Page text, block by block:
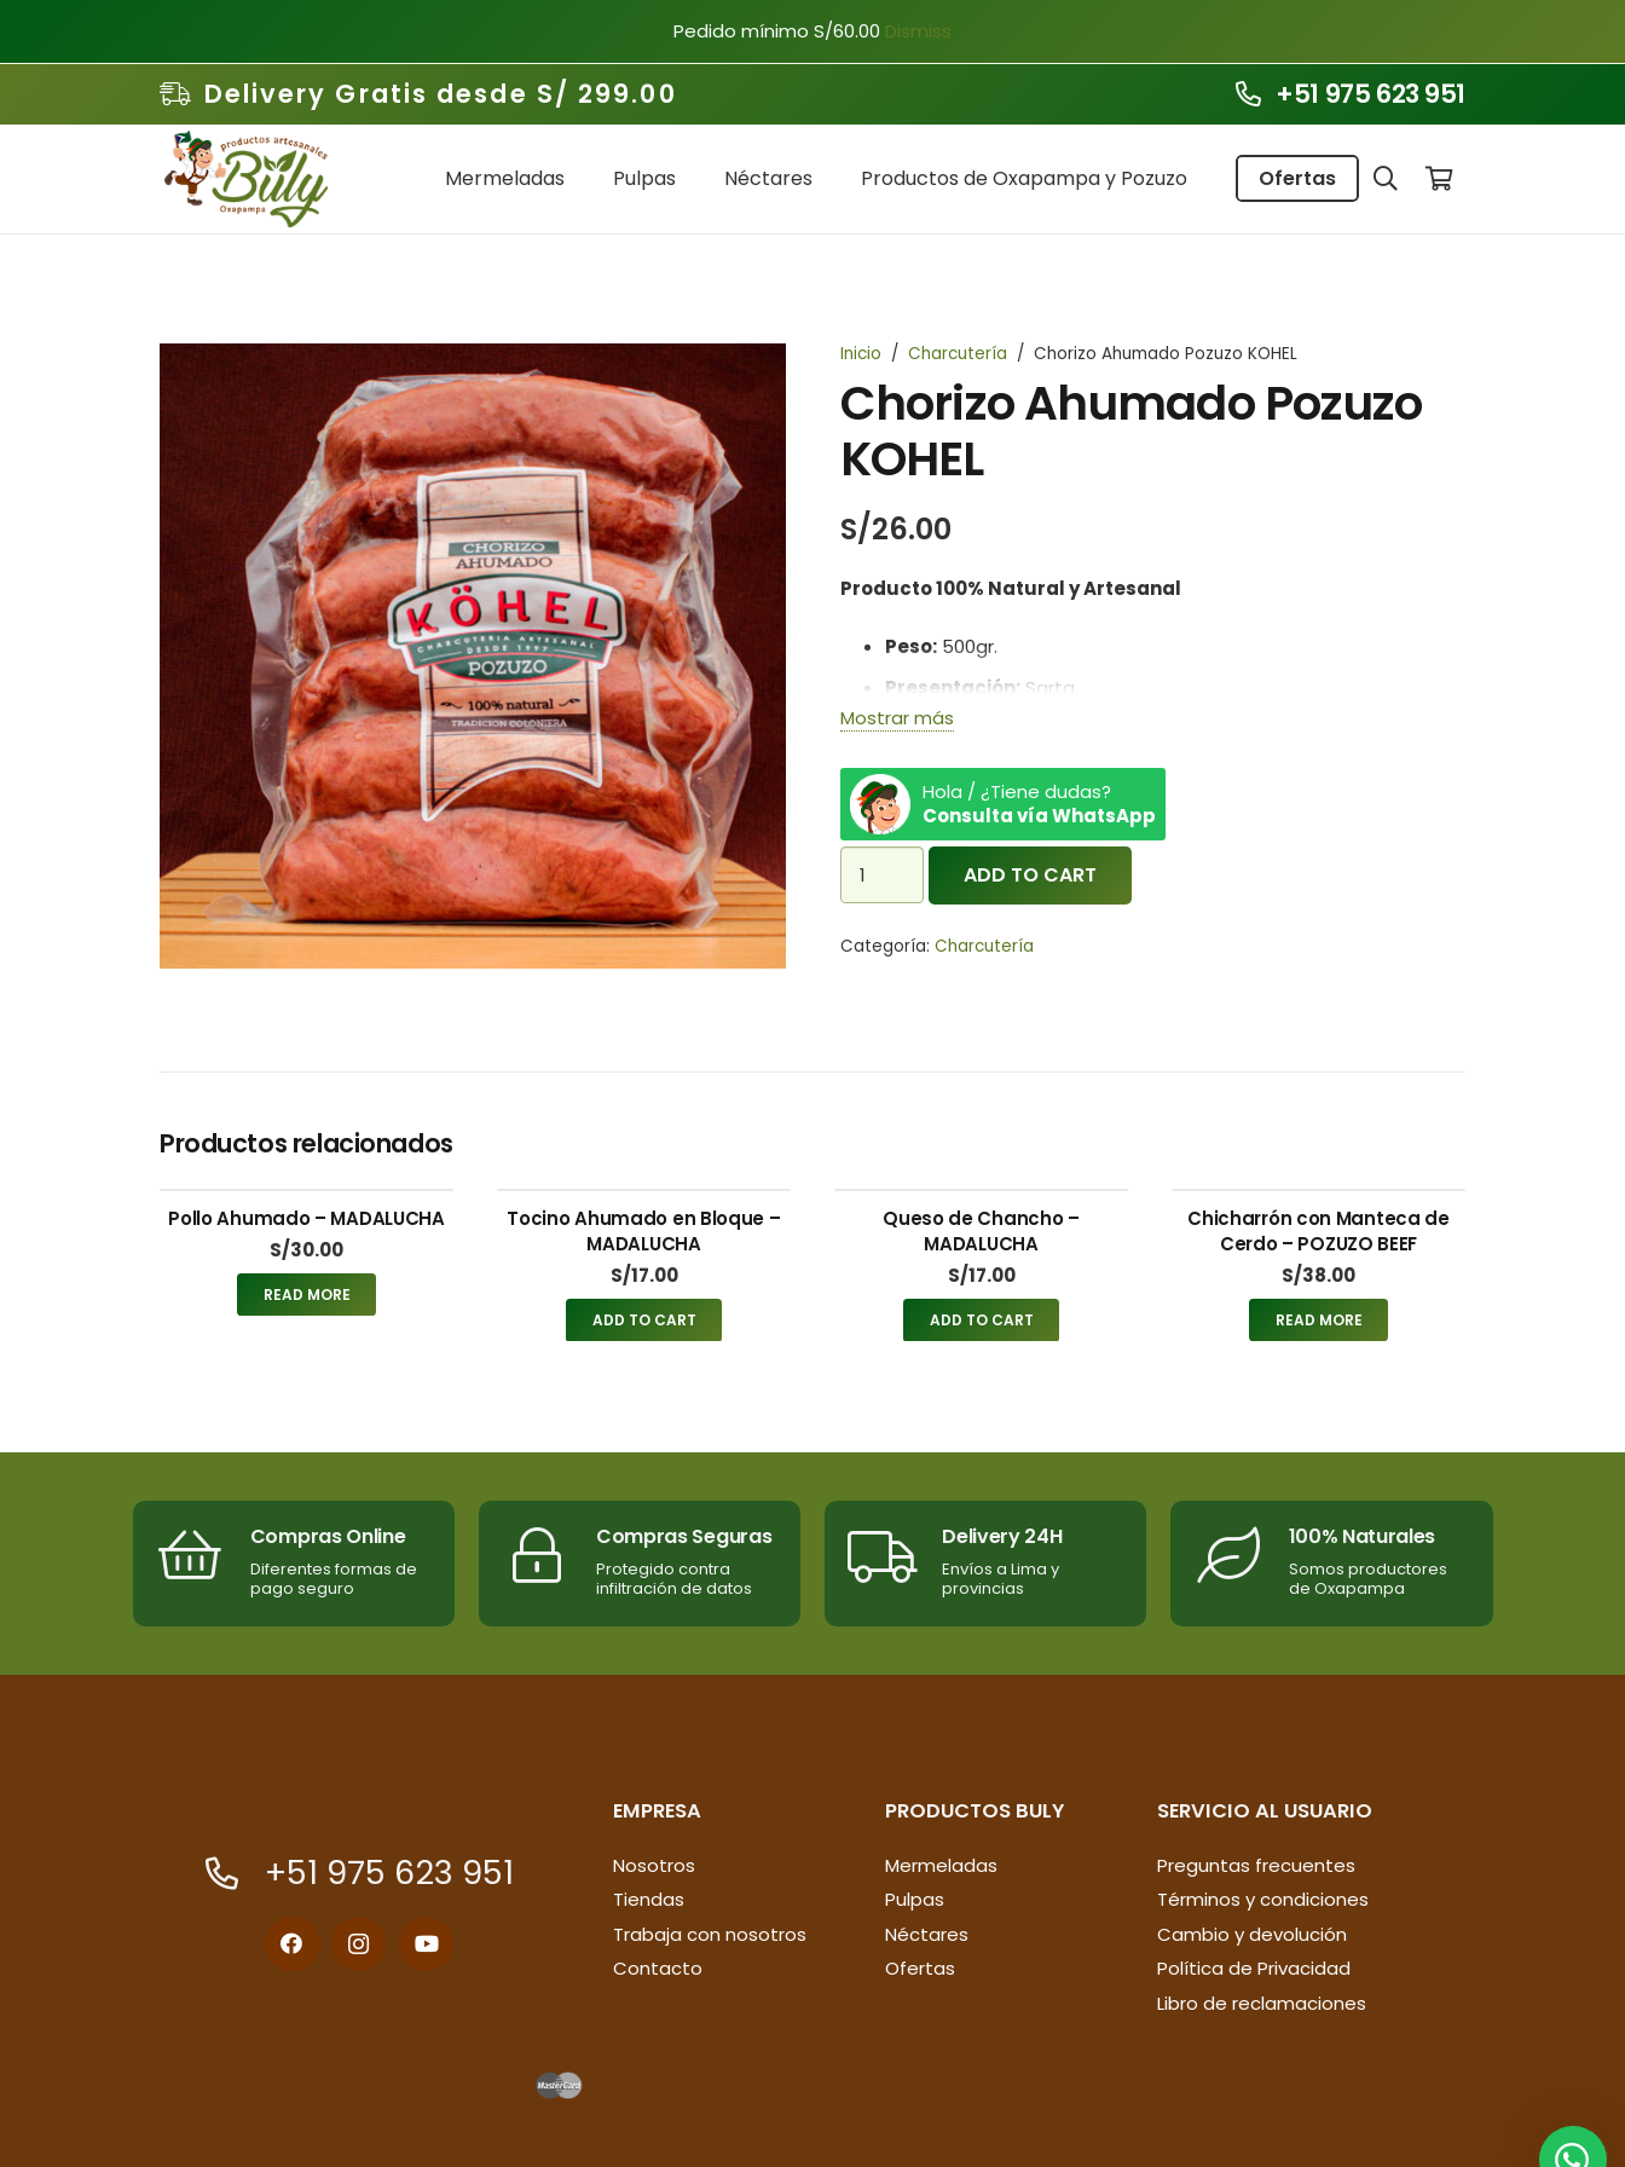
Delivery Gratis desde S/ 299.00 +51 975 623 951
Mermeladas Pulpas Néctares Productos de Oxapampa y Pozuzo Ofertas
Inicio / Charcutería / Chorizo Ahumado Pozuzo KOHEL
Chorizo Ahumado Pozuzo
KOHEL
S/26.00
Producto 100% Natural y Artesanal
Peso: 500gr.
Presentación: Sarta.
Empaque:
Ingredientes:Carne de cerdo, sal y condimentos naturales
Mostrar más
Hola / ¿Tiene dudas?
Consulta vía WhatsApp
Ahumado
KOHEL
ADD TO CART
Categoría: Charcutería
Productos relacionados
Pollo Ahumado – MADALUCHA
S/30.00
READ MORE
Tocino Ahumado en Bloque –
MADALUCHA
S/17.00
ADD TO CART
Queso de Chancho –
MADALUCHA
S/17.00
ADD TO CART
Chicharrón con Manteca de
Cerdo – POZUZO BEEF
S/38.00
READ MORE
Compras Online
Diferentes formas de
pago seguro
Compras Seguras
Protegido contra
infiltración de datos
Delivery 24H
Envíos a Lima y
provincias
100% Naturales
Somos productores
de Oxapampa
+51 975 623 951
EMPRESA
Nosotros
Tiendas
Trabaja con nosotros
Contacto
PRODUCTOS BULY
Mermeladas
Pulpas
Néctares
Ofertas
SERVICIO AL USUARIO
Preguntas frecuentes
Términos y condiciones
Cambio y devolución
Política de Privacidad
Libro de reclamaciones
Pedido mínimo S/60.00 Dismiss